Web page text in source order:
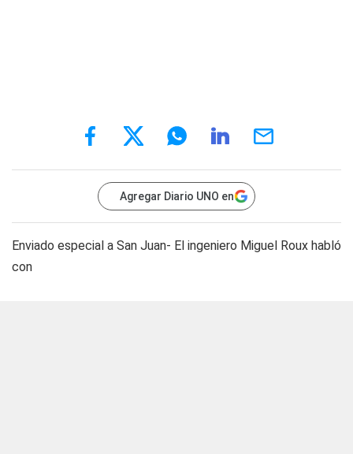
Agregar Diario UNO en
Enviado especial a San Juan- El ingeniero Miguel Roux habló
con